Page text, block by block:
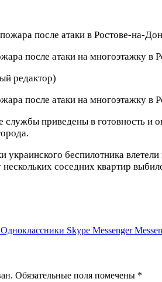
после атаки на многоэтажку в
редактор)
после атаки на
службы приведены в готовность
украинского беспилотника
соседних квартир
Одноклассники Skype Messenger
Обязательные поля помечены *